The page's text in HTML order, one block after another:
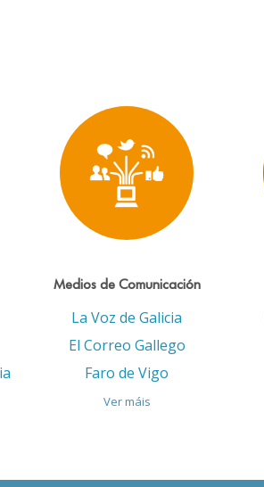
Medios de Comunicación
La Voz de Galicia
El Correo Gallego
Faro de Vigo
Ver máis